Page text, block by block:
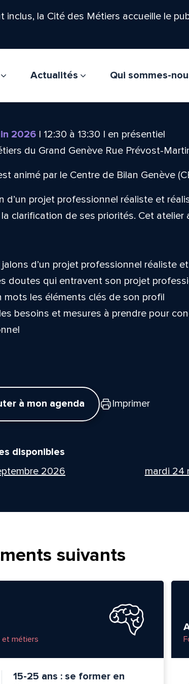
la Cité des Métiers accueille le
Actualités
Qui sommes-
2026| 12:30 à 13:30 | en présentiel
du Grand Genève Rue Prévost-
animé par le Centre de Bilan Genève
d’un projet professionnel réaliste et
clarification de ses priorités. Cet atelier
d’un projet professionnel réaliste
doutes qui entravent son projet
mots les éléments clés de son profil
besoins et mesures à prendre pour
à mon agenda Imprimer
disponibles
2026
mardi 24
suivants
et métiers
15-25 ans : se former en